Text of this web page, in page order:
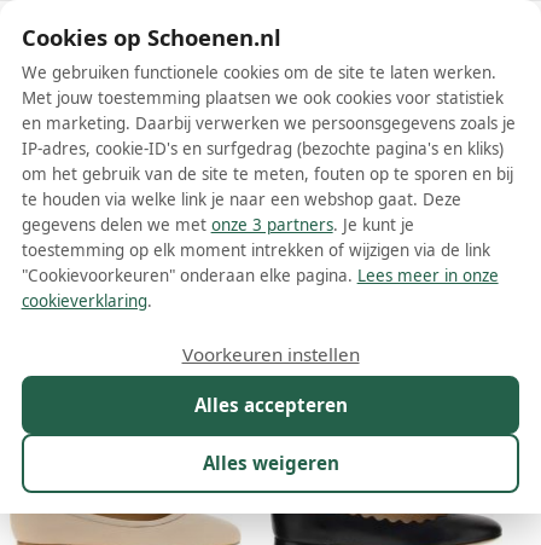
Schoenen.nl
Wis filters Alle filters
Chloe dames ballerinas
Meer lezen
Cookies op Schoenen.nl
We gebruiken functionele cookies om de site te laten werken.
Met jouw toestemming plaatsen we ook cookies voor statistiek
en marketing. Daarbij verwerken we persoonsgegevens zoals je
IP-adres, cookie-ID's en surfgedrag (bezochte pagina's en kliks)
om het gebruik van de site te meten, fouten op te sporen en bij
te houden via welke link je naar een webshop gaat. Deze
gegevens delen we met onze 3 partners. Je kunt je
toestemming op elk moment intrekken of wijzigen via de link
"Cookievoorkeuren" onderaan elke pagina. Lees meer in onze
cookieverklaring.
Alles accepteren
Alles weigeren
Voorkeuren instellen